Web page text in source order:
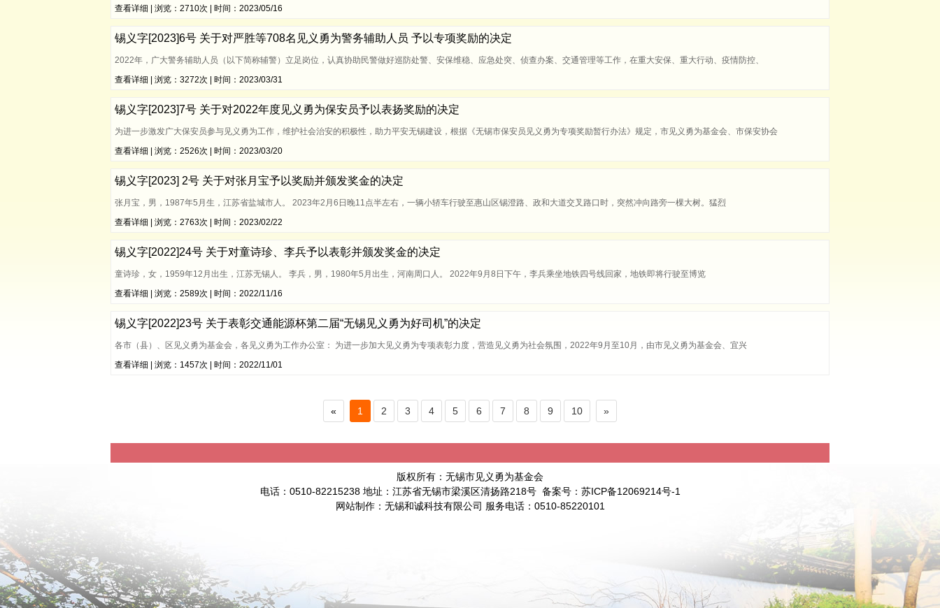
查看详细 | 浏览：2710次 | 时间：2023/05/16
锡义字[2023]6号 关于对严胜等708名见义勇为警务辅助人员 予以专项奖励的决定
2022年，广大警务辅助人员（以下简称辅警）立足岗位，认真协助民警做好巡防处警、安保维稳、应急处突、侦查办案、交通管理等工作，在重大安保、重大行动、疫情防控、
查看详细 | 浏览：3272次 | 时间：2023/03/31
锡义字[2023]7号 关于对2022年度见义勇为保安员予以表扬奖励的决定
为进一步激发广大保安员参与见义勇为工作，维护社会治安的积极性，助力平安无锡建设，根据《无锡市保安员见义勇为专项奖励暂行办法》规定，市见义勇为基金会、市保安协会
查看详细 | 浏览：2526次 | 时间：2023/03/20
锡义字[2023] 2号 关于对张月宝予以奖励并颁发奖金的决定
张月宝，男，1987年5月生，江苏省盐城市人。 2023年2月6日晚11点半左右，一辆小轿车行驶至惠山区锡澄路、政和大道交叉路口时，突然冲向路旁一棵大树。猛烈
查看详细 | 浏览：2763次 | 时间：2023/02/22
锡义字[2022]24号 关于对童诗珍、李兵予以表彰并颁发奖金的决定
童诗珍，女，1959年12月出生，江苏无锡人。 李兵，男，1980年5月出生，河南周口人。 2022年9月8日下午，李兵乘坐地铁四号线回家，地铁即将行驶至博览
查看详细 | 浏览：2589次 | 时间：2022/11/16
锡义字[2022]23号 关于表彰交通能源杯第二届“无锡见义勇为好司机”的决定
各市（县）、区见义勇为基金会，各见义勇为工作办公室： 为进一步加大见义勇为专项表彰力度，营造见义勇为社会氛围，2022年9月至10月，由市见义勇为基金会、宜兴
查看详细 | 浏览：1457次 | 时间：2022/11/01
« 1 2 3 4 5 6 7 8 9 10 »
版权所有：无锡市见义勇为基金会
电话：0510-82215238 地址：江苏省无锡市梁溪区清扬路218号 备案号： 苏ICP备12069214号-1
网站制作： 无锡和诚科技有限公司 服务电话：0510-85220101